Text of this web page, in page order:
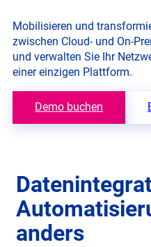
Mobilisieren und
zwischen Cloud- und On-
und verwalten Sie Ihr
einer einzigen Plattform.
Demo buchen
anders